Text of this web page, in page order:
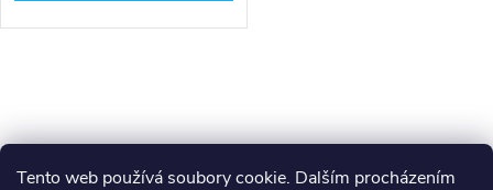
Tento web používá soubory cookie. Dalším procházením
v